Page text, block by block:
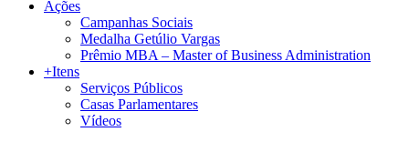
Ações
Campanhas Sociais
Medalha Getúlio Vargas
Prêmio MBA – Master of Business Administration
+Itens
Serviços Públicos
Casas Parlamentares
Vídeos